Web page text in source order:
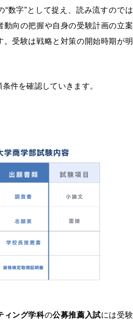
“数字”として捉え、読み流すのでは
動向の把握や自身の受験計画の立案
。受験は戦略と対策の開始時期が明
件を確認していきます。
ィング学科の公募推薦入試には受験